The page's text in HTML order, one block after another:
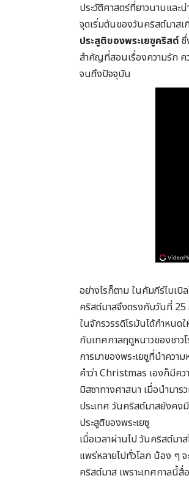
ประวัติศาสตร์ที่ยาวนานและ
จุดเริ่มต้นของวันคริสต์มาส
ประสูติของพระเยซูคริสต์
สำคัญที่สอนเรื่องความรัก ค
จนถึงปัจจุบัน
อย่างไรก็ตาม ในคัมภีร์ไบเบิ
คริสต์มาสจึงตรงกับวันที่
ในจักรวรรดิโรมันได้กำหน
กับเทศกาลฤดูหนาวของชา
การมาของพระเยซูที่นำควา
คำว่า Christmas เองก็มีค
มิสซาทางศาสนา เมื่อนำมา
ประเทศ วันคริสต์มาสยังคง
ประสูติของพระเยซู
เมื่อเวลาผ่านไป วันคริสต์ม
แพร่หลายไปทั่วโลก น้อง ๆ
คริสต์มาส เพราะเทศกาลนี้สื่